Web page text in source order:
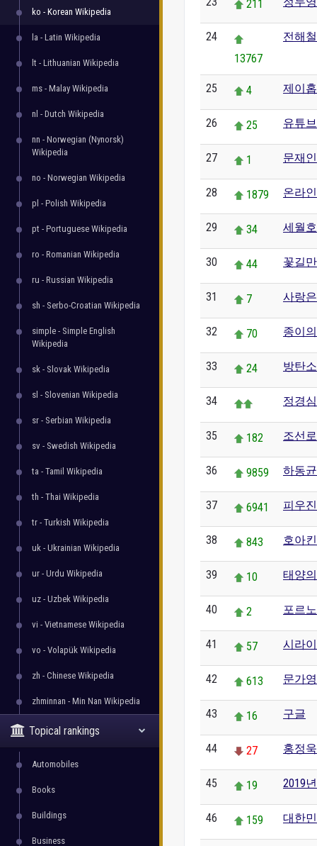
ko - Korean Wikipedia
la - Latin Wikipedia
lt - Lithuanian Wikipedia
ms - Malay Wikipedia
nl - Dutch Wikipedia
nn - Norwegian (Nynorsk)
Wikipedia
no - Norwegian Wikipedia
pl - Polish Wikipedia
pt - Portuguese Wikipedia
ro - Romanian Wikipedia
ru - Russian Wikipedia
sh - Serbo-Croatian Wikipedia
simple - Simple English
Wikipedia
sk - Slovak Wikipedia
sl - Slovenian Wikipedia
sr - Serbian Wikipedia
sv - Swedish Wikipedia
ta - Tamil Wikipedia
th - Thai Wikipedia
tr - Turkish Wikipedia
uk - Ukrainian Wikipedia
ur - Urdu Wikipedia
uz - Uzbek Wikipedia
vi - Vietnamese Wikipedia
vo - Volapük Wikipedia
zh - Chinese Wikipedia
zhminnan - Min Nan Wikipedia
Topical rankings
Automobiles
Books
Buildings
Business
211
24
13767
전해철
25 4 제이홉
26 25 유튜브
27 1 문재인
28 1879 온라
29 34 세월
30 44 꽃길
31 7 사랑
32 70 종이
33 24 방탄
34 정경심
35 182 조선
36 9859 하동균
37 6941 피우진
38 843 호아
39 10 태양
40 2 포르
41 57 시라
42 613 문가영
43 16 구글
44 27 홍정욱
45 19 2019
46 159 대한